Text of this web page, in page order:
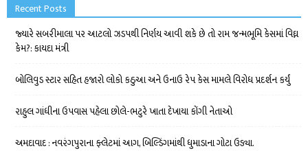
Recent Posts
જ્યારે સબરીમાલા પર આટલો ઝડપથી નિર્ણય આવી શકે છે તો રામ જન્મભૂમિ કેસમાં વિઘ્ન
કેમ?: કાયદા મંત્રી
બોલિવુડ સ્ટાર સહિત હજારો લોકો કઠુઆ અને ઉનાઉ રેપ કેસ મામલે વિરોધ પ્રદર્શન કર્યું
રાહુલ ગાંધીના ઉપવાસ પહેલા છોલે-ભટુરે ખાતા દેખાયા કોંગી નેતાઓ
અમદાવાદ : નવરંગપુરાના ફ્લેટમાં આગ, બિલ્ડિંગમાંથી ધુમાડાના ગોટા ઉડ્યા.